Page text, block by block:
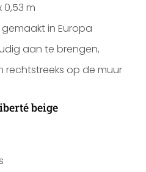
0,53 m
in Europa
aan te brengen,
op de muur
beige